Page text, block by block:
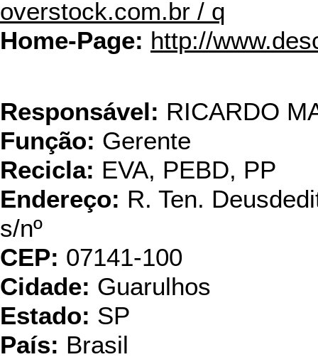
overstock.com.br / q
Home-Page: http://
Responsável: RICARDO
Função: Gerente
Recicla: EVA, PEBD, PP
Endereço: R. Ten.
s/nº
CEP: 07141-100
Cidade: Guarulhos
Estado: SP
País: Brasil